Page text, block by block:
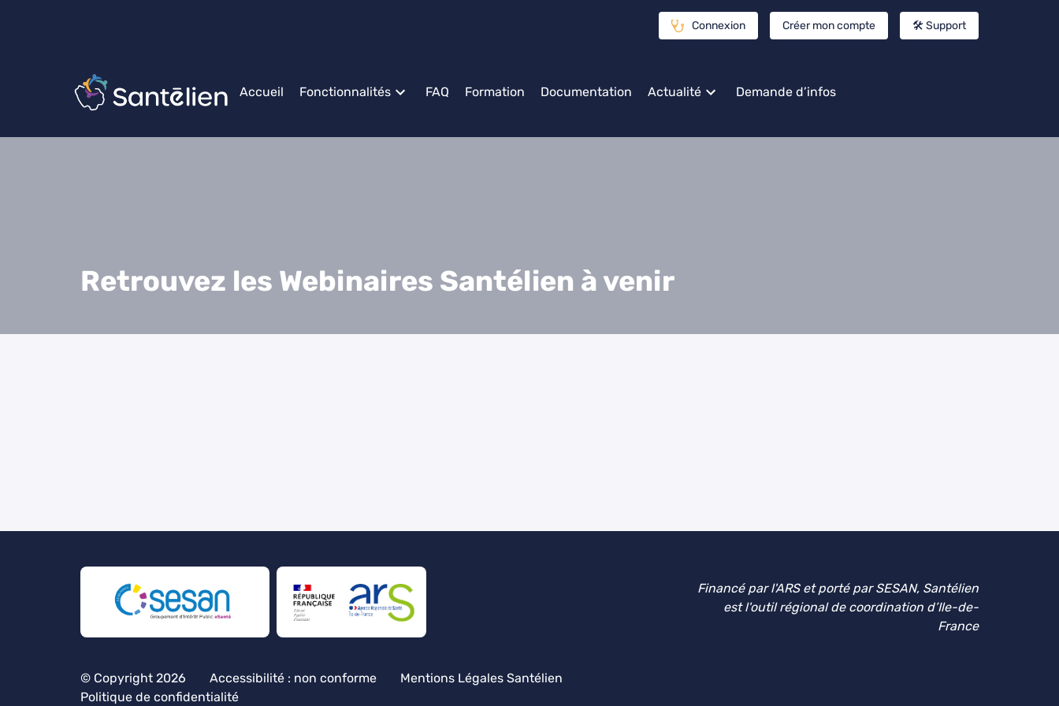
Connexion Créer mon compte 🛠️ Support
Accueil Fonctionnalités FAQ Formation Documentation Actualité Demande d’infos
Retrouvez les Webinaires Santélien à venir
Financé par l'ARS et porté par SESAN, Santélien
est l'outil régional de coordination d’Ile-de-
France
© Copyright 2026 Accessibilité : non conforme
Mentions Légales Santélien
Politique de confidentialité